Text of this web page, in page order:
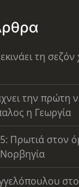
τη
την πρώτη
η Γεωργία
Πρωτιά στον
στο